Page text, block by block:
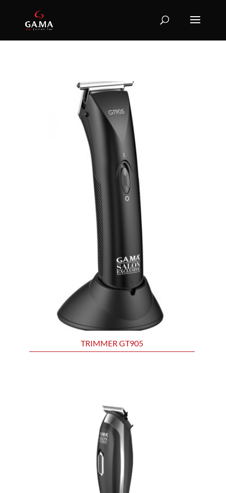
TRIMMER GT905